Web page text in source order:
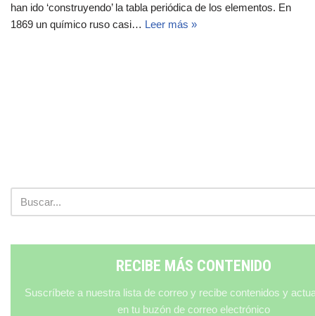
han ido ‘construyendo’ la tabla periódica de los elementos. En
1869 un químico ruso casi… Leer más »
RECIBE MÁS CONTENIDO
Suscríbete a nuestra lista de correo y recibe contenidos y
en tu buzón de correo electrónico